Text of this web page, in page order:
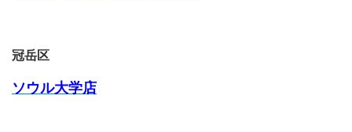
冠岳区
ソウル大学店